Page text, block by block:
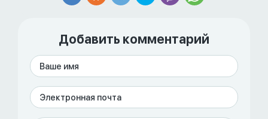
Добавить комментарий